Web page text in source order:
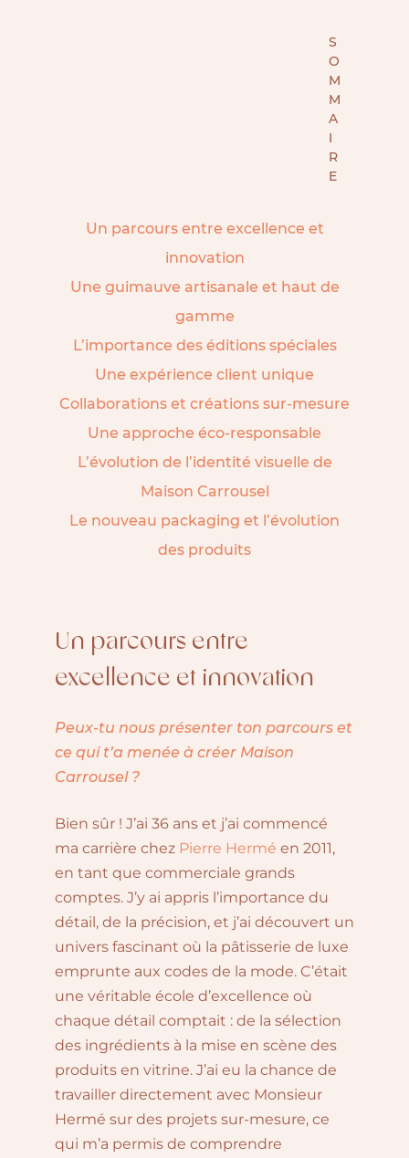
S
O
M
M
A
I
R
E
Un parcours entre excellence et
innovation
Une guimauve artisanale et haut de
gamme
L’importance des éditions spéciales
Une expérience client unique
Collaborations et créations sur-mesure
Une approche éco-responsable
L’évolution de l’identité visuelle de
Maison Carrousel
Le nouveau packaging et l’évolution
des produits
Un parcours entre
excellence et innovation
Peux-tu nous présenter ton parcours et
ce qui t’a menée à créer Maison
Carrousel?
Bien sûr ! J’ai 36 ans et j’ai commencé
ma carrière chez Pierre Hermé en 2011,
en tant que commerciale grands
comptes. J’y ai appris l’importance du
détail, de la précision, et j’ai découvert un
univers fascinant où la pâtisserie de luxe
emprunte aux codes de la mode. C’était
une véritable école d’excellence où
chaque détail comptait : de la sélection
des ingrédients à la mise en scène des
produits en vitrine. J’ai eu la chance de
travailler directement avec Monsieur
Hermé sur des projets sur-mesure, ce
qui m’a permis de comprendre